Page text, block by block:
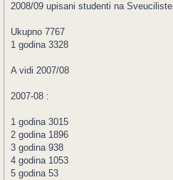
2008/09 upisani studenti na
Ukupno 7767
1 godina 3328
A vidi 2007/08
2007-08 :
1 godina 3015
2 godina 1896
3 godina 938
4 godina 1053
5 godina 53